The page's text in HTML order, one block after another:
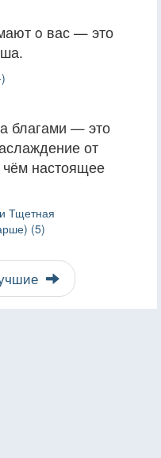
o вас — это
благами — это
от
настоящее
Тщетная
(5)